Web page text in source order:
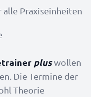
Praxiseinheiten
pluswollen
Die Termine der
Theorie